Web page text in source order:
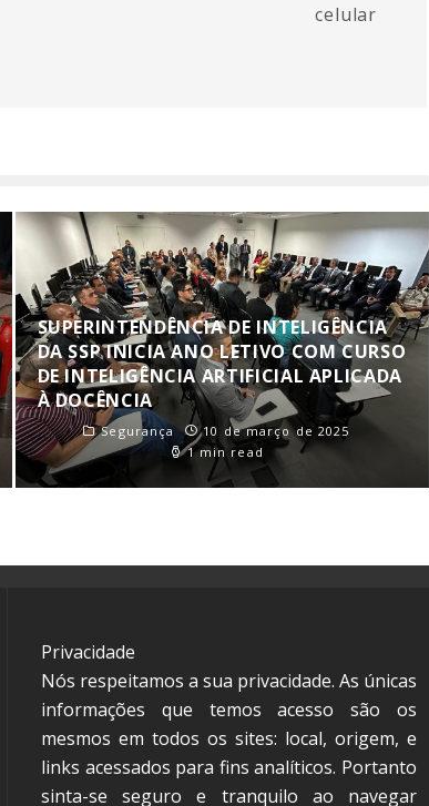
celular
SUPERINTENDÊNCIA DE INTELIGÊNCIA
DA SSP INICIA ANO LETIVO COM CURSO
DE INTELIGÊNCIA ARTIFICIAL APLICADA
À DOCÊNCIA
Segurança
10 de março de 2025
1 min read
Privacidade
Nós respeitamos a sua privacidade. As únicas
informações que temos acesso são os
mesmos em todos os sites: local, origem, e
links acessados para fins analíticos. Portanto
sinta-se seguro e tranquilo ao navegar